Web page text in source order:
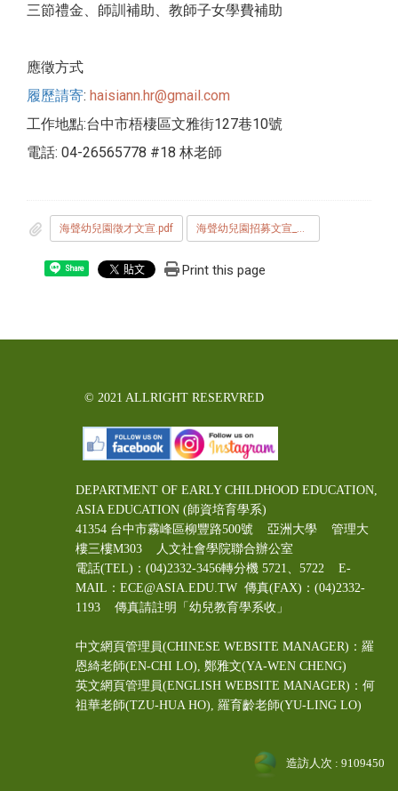
三節禮金、師訓補助、教師子女學費補助
應徵方式
履歷請寄: haisiann.hr@gmail.com
工作地點:台中市梧棲區文雅街127巷10號
電話: 04-26565778 #18 林老師
海聲幼兒園徵才文宣.pdf
Share Print this page
© 2021 ALLRIGHT RESERVRED
DEPARTMENT OF EARLY CHILDHOOD EDUCATION,
ASIA EDUCATION (師資培育學系)
41354 台中市霧峰區柳豐路500號 亞洲大學 管理大
樓三樓M303 人文社會學院聯合辦公室
電話(TEL)：(04)2332-3456轉分機 5721、5722 E-
MAIL：ECE@ASIA.EDU.TW 傳真(FAX)：(04)2332-
1193 傳真請註明「幼兒教育學系收」
中文網頁管理員(CHINESE WEBSITE MANAGER)：羅
恩綺老師(EN-CHI LO) , 鄭雅文(YA-WEN CHENG)
英文網頁管理員(ENGLISH WEBSITE MANAGER)：何
祖華老師(TZU-HUA HO), 羅育齡老師(YU-LING LO)
造訪人次 : 9109450